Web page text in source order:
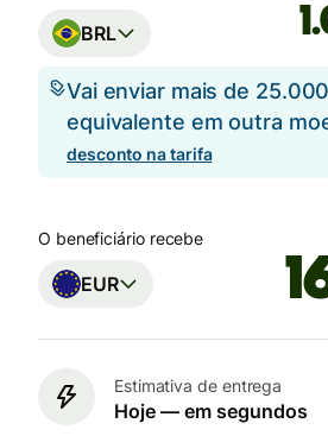
BRL
Vai enviar mais de
equivalente em outra
desconto na tarifa
O beneficiário recebe
EUR
Estimativa de entrega
Hoje — em segundos